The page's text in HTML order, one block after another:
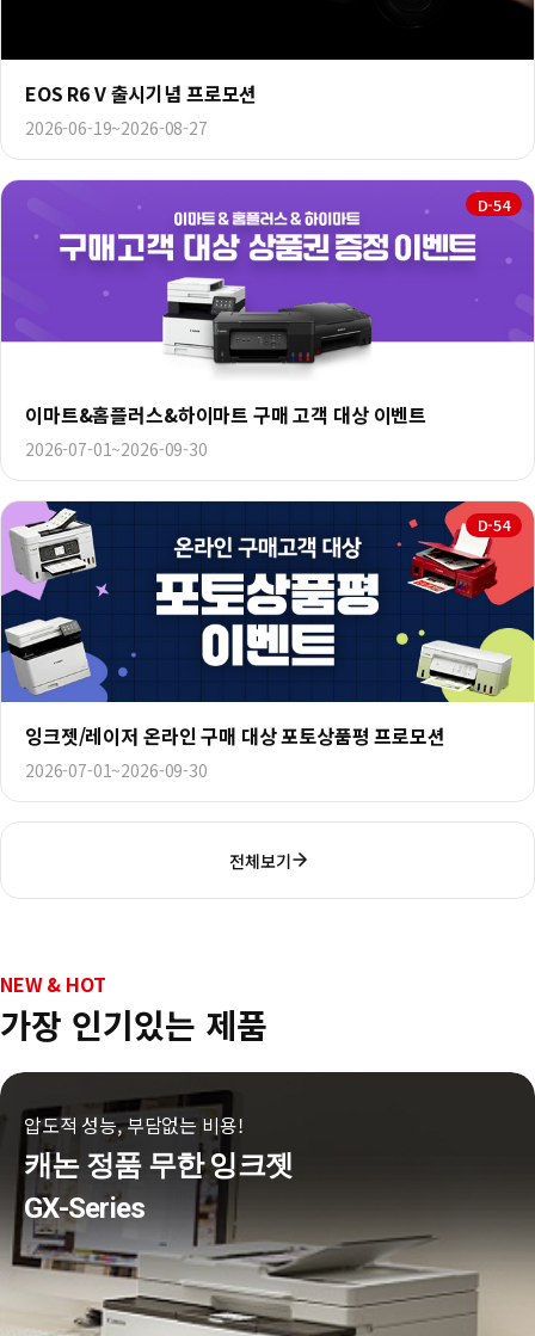
EOS R6 V 출시기념 프로모션
2026-06-19~2026-08-27
D-54
이마트&홈플러스&하이마트 구매 고객 대상 이벤트
2026-07-01~2026-09-30
D-54
잉크젯/레이저 온라인 구매 대상 포토상품평 프로모션
2026-07-01~2026-09-30
전체보기
NEW & HOT
가장 인기있는 제품
압도적 성능, 부담없는 비용!
캐논 정품 무한 잉크젯
GX-Series